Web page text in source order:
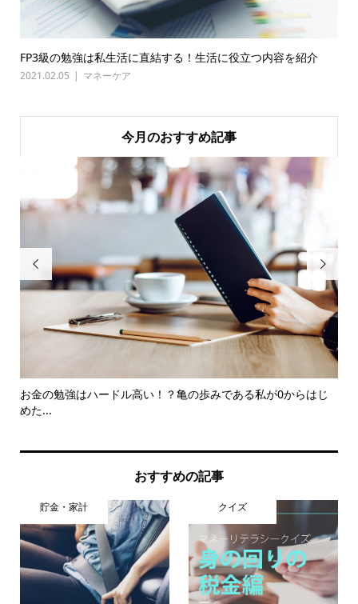
FP3級の勉強は私生活に直結する！生活に役立つ内容を紹介
2021.02.05 マネーケア
今月のおすすめ記事

お金の勉強はハードル高い！？亀の歩みである私が0からはじ
めた...

おすすめの記事
貯金・家計 クイズ